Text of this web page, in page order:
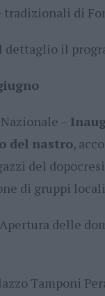
tradizionali di
dettaglio il
–
del nastro,
del
di gruppi locali
delle
Tamponi